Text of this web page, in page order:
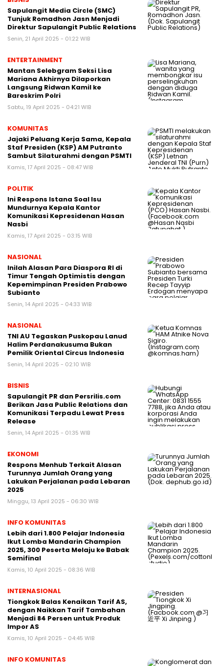
Sapulangit Media Circle (SMC)
Tunjuk Romadhon Jasn Menjadi
Direktur Sapulangit Public Relations
Senin, 21 April 2025 - 01:22 WIB
ENTERTAINMENT
Mantan Selebgram Seksi Lisa
Mariana Akhirnya Dilaporkan
Langsung Ridwan Kamil ke
Bareskrim Polri
Sabtu, 19 April 2025 - 04:21 WIB
KOMUNITAS
Jajaki Peluang Kerja Sama, Kepala
Staf Presiden (KSP) AM Putranto
Sambut Silaturahmi dengan PSMTI
Kamis, 17 April 2025 - 08:47 WIB
POLITIK
Ini Respons Istana Soal Isu
Mundurnya Kepala Kantor
Komunikasi Kepresidenan Hasan
Nasbi
Kamis, 17 April 2025 - 03:15 WIB
NASIONAL
Inilah Alasan Para Diaspora RI di
Timur Tengah Optimistis dengan
Kepemimpinan Presiden Prabowo
Subianto
Senin, 14 April 2025 - 04:33 WIB
NASIONAL
TNI AU Tegaskan Puskopau Lanud
Halim Perdanakusuma Bukan
Pemilik Oriental Circus Indonesia
Senin, 14 April 2025 - 02:10 WIB
BISNIS
Sapulangit PR dan Persrilis.com
Berikan Jasa Public Relations dan
Komunikasi Terpadu Lewat Press
Release
Senin, 14 April 2025 - 01:35 WIB
EKONOMI
Respons Menhub Terkait Alasan
Turunnya Jumlah Orang yang
Lakukan Perjalanan pada Lebaran
2025
Minggu, 13 April 2025 - 06:30 WIB
INFO KOMUNITAS
Lebih dari 1.800 Pelajar Indonesia
Ikut Lomba Mandarin Champion
2025, 300 Peserta Melaju ke Babak
Semifinal
Kamis, 10 April 2025 - 08:36 WIB
INTERNASIONAL
Tiongkok Balas Kenaikan Tarif AS,
dengan Naikkan Tarif Tambahan
Menjadi 84 Persen untuk Produk
Impor AS
Kamis, 10 April 2025 - 04:45 WIB
INFO KOMUNITAS